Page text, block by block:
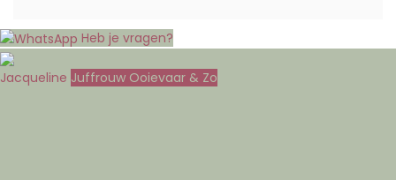
Heb je vragen?
Jacqueline Juffrouw Ooievaar & Zo